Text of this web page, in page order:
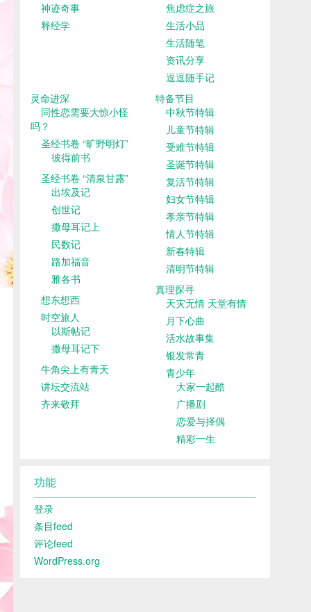
神迹奇事
释经学
焦虑症之旅
生活小品
生活随笔
资讯分享
逗逗随手记
灵命进深
同性恋需要大惊小怪
吗？
圣经书卷 “旷野明灯”
彼得前书
圣经书卷 “清泉甘露”
出埃及记
创世记
撒母耳记上
民数记
路加福音
雅各书
想东想西
时空旅人
以斯帖记
撒母耳记下
牛角尖上有青天
讲坛交流站
齐来敬拜
特备节目
中秋节特辑
儿童节特辑
受难节特辑
圣诞节特辑
复活节特辑
妇女节特辑
孝亲节特辑
情人节特辑
新春特辑
清明节特辑
真理探寻
天灾无情 天堂有情
月下心曲
活水故事集
银发常青
青少年
大家一起酷
广播剧
恋爱与择偶
精彩一生
功能
登录
条目feed
评论feed
WordPress.org